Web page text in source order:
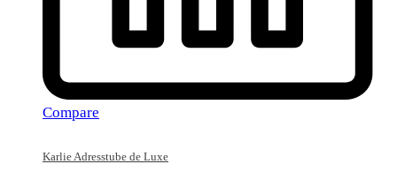
Compare
Karlie Adresstube de Luxe